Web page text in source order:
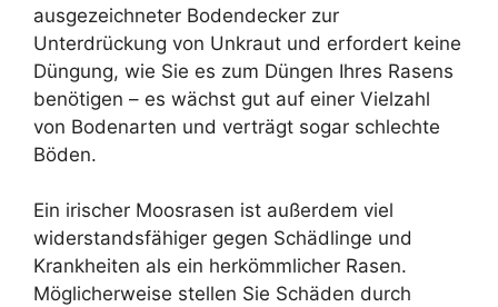
ausgezeichneter Bodendecker zur
Unterdrückung von Unkraut und erfordert keine
Düngung, wie Sie es zum Düngen Ihres Rasens
benötigen – es wächst gut auf einer Vielzahl
von Bodenarten und verträgt sogar schlechte
Böden.
Ein irischer Moosrasen ist außerdem viel
widerstandsfähiger gegen Schädlinge und
Krankheiten als ein herkömmlicher Rasen.
Möglicherweise stellen Sie Schäden durch